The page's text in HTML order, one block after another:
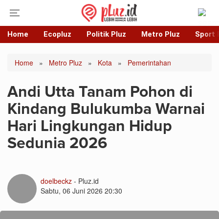
Home Ecopluz Politik Pluz Metro Pluz Sport
Home » Metro Pluz » Kota » Pemerintahan
Andi Utta Tanam Pohon di
Kindang Bulukumba Warnai
Hari Lingkungan Hidup
Sedunia 2026
doelbeckz - Pluz.id
Sabtu, 06 Juni 2026 20:30